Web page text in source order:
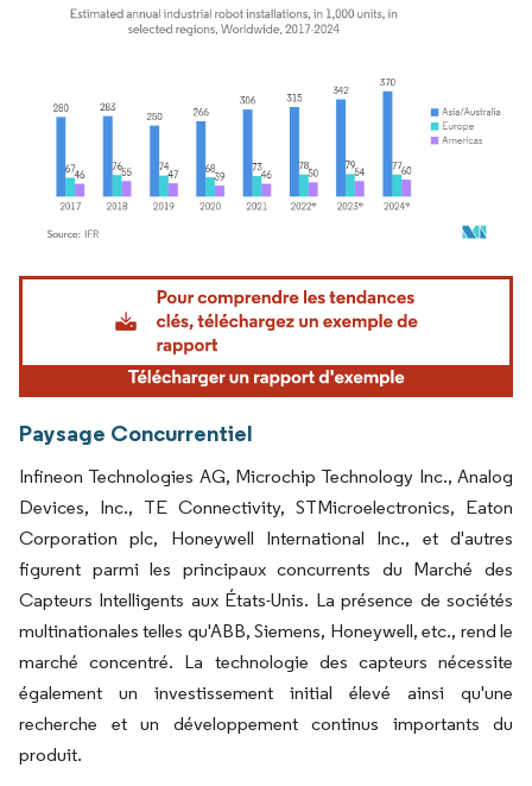
Image © Mordor Intelligence. La réutilisation nécessite une attribution sous CC BY
Paysage Concurrentiel
Infineon Technologies AG, Microchip Technology Inc., Analog
Devices, Inc., TE Connectivity, STMicroelectronics, Eaton
Corporation plc, Honeywell International Inc., et d'autres
figurent parmi les principaux concurrents du Marché des
Capteurs Intelligents aux États-Unis. La présence de sociétés
multinationales telles qu'ABB, Siemens, Honeywell, etc., rend le
marché concentré. La technologie des capteurs nécessite
également un investissement initial élevé ainsi qu'une
recherche et un développement continus importants du
produit.